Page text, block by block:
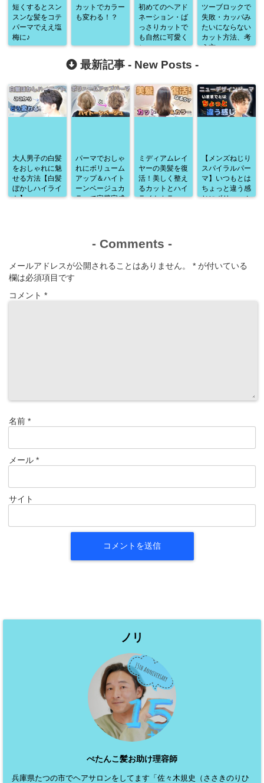
短くするとスン
スンな髪をコテ
パーマでええ塩
梅に♪
カットでカラー
も変わる！？
初めてのヘアド
ネーション・ば
っさりカットで
も自然に可愛く
♪
ツーブロックで
失敗・カッパみ
たいにならない
カット方法、考
え方。
最新記事 - New Posts -
大人男子の白髪
をおしゃれに魅
せる方法【白髪
ぼかしハイライ
ト】
パーマでおしゃ
れにボリューム
アップ＆ハイト
ーンベージュカ
ラーで完璧完成
ミディアムレイ
ヤーの美髪を復
活！美しく整え
るカットとハイ
ライトカラー
【メンズねじり
スパイラルパー
マ】いつもとは
ちょっと違う感
じにボリューム
- Comments -
メールアドレスが公開されることはありません。 * が付いている
欄は必須項目です
コメント *
名前 *
メール *
サイト
ノリ
ぺたんこ髪お助け理容師
兵庫県たつの市でヘアサロンをしてます「佐々木規史（ささきのりひ